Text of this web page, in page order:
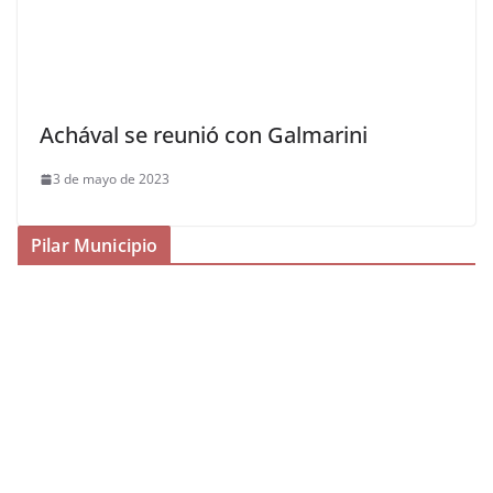
Achával se reunió con Galmarini
3 de mayo de 2023
Pilar Municipio